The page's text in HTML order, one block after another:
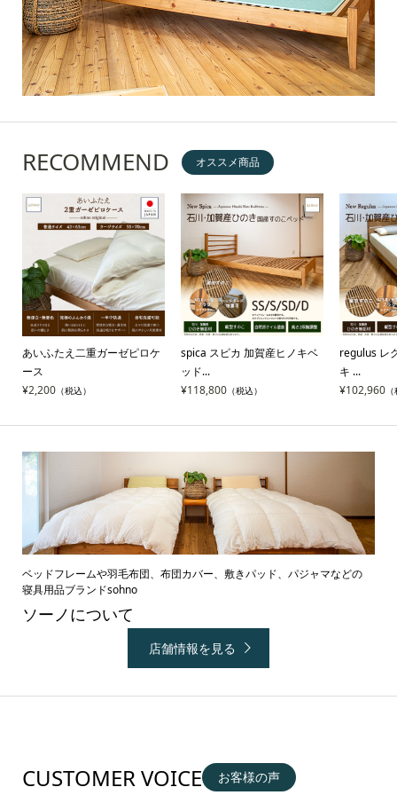
RECOMMEND オススメ商品
あいふたえ二重ガーゼピロケ
ース
¥2,200（税込）
spica スピカ 加賀産ヒノキベ
ッド...
¥118,800（税込）
regulus レ
キ ...
¥102,960（
ベッドフレームや羽毛布団、布団カバー、敷きパッド、パジャマなどの
寝具用品ブランドsohno
ソーノについて
店舗情報を見る
CUSTOMER VOICE お客様の声